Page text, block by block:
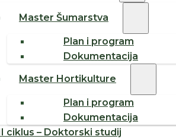
Master Šumarstva
Plan i program
Dokumentacija
Master Hortikulture
Plan i program
Dokumentacija
III ciklus – Doktorski studij